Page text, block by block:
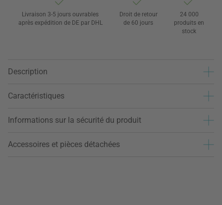
Livraison 3-5 jours ouvrables
après expédition de DE par DHL
Droit de retour
de 60 jours
24 000
produits en
stock
Description
Caractéristiques
Informations sur la sécurité du produit
Accessoires et pièces détachées